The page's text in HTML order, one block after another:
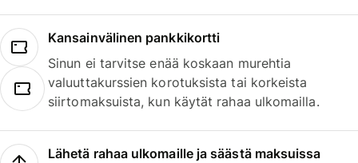
Kansainvälinen pankkikortti
Sinun ei tarvitse enää koskaan murehtia
valuuttakurssien korotuksista tai korkeista
siirtomaksuista, kun käytät rahaa ulkomailla.
Lähetä rahaa ulkomaille ja säästä maksuissa